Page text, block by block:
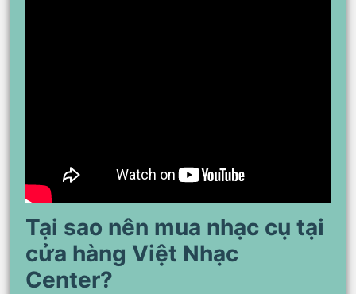
Tại sao nên mua nhạc cụ tại
cửa hàng Việt Nhạc
Center?